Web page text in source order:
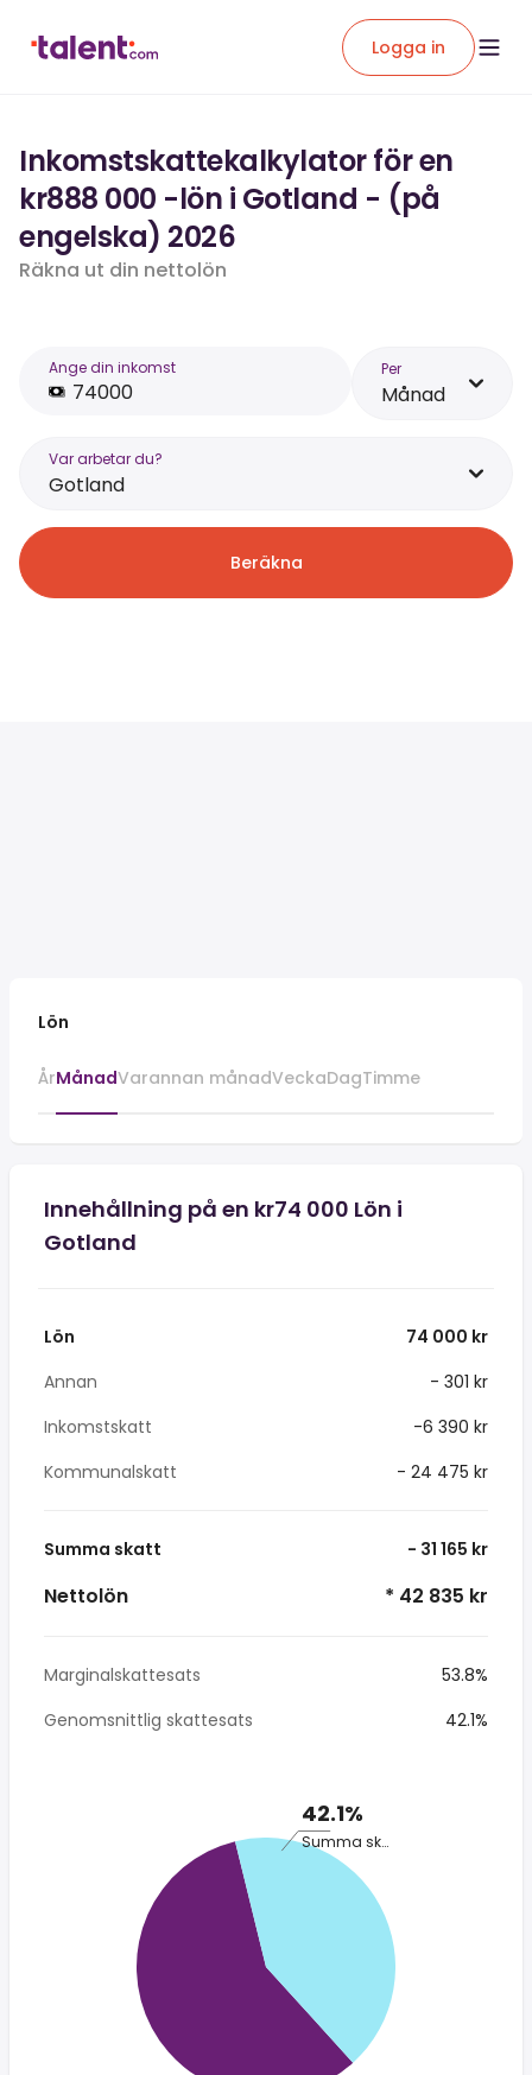
Logga in
Inkomstskattekalkylator för en
kr888 000 -lön i Gotland - (på
engelska) 2026
Räkna ut din nettolön
Ange din inkomst Per
Månad
Var arbetar du?
Gotland
Beräkna
Lön
ÅrMånadVarannan månadVeckaDagTimme
Innehållning på en kr74 000 Lön i
Gotland
Lön
74 000 kr
Annan
- 301 kr
Inkomstskatt
-6 390 kr
Kommunalskatt
- 24 475 kr
Summa skatt - 31 165 kr
Nettolön * 42 835 kr
Marginalskattesats
53.8%
Genomsnittlig skattesats
42.1%
42.1%
Summa skatt